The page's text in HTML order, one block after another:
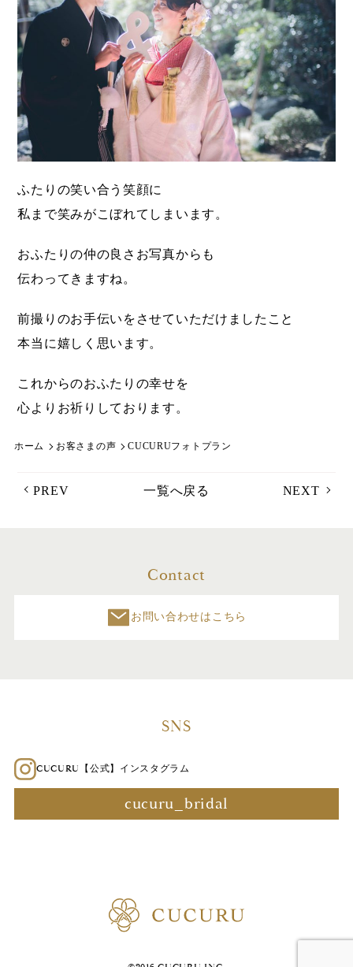
ふたりの笑い合う笑顔に
私まで笑みがこぼれてしまいます。
おふたりの仲の良さお写真からも
伝わってきますね。
前撮りのお手伝いをさせていただけましたこと
本当に嬉しく思います。
これからのおふたりの幸せを
心よりお祈りしております。
ホーム お客さまの声 CUCURUフォトプラン
PREV 一覧へ戻る NEXT
Contact
お問い合わせはこちら
SNS
CUCURU【公式】インスタグラム
cucuru_bridal